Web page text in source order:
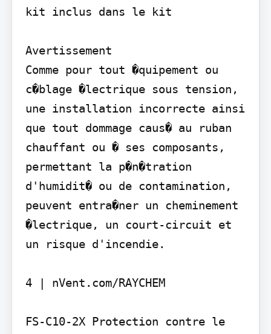
kit inclus dans le kit
Avertissement
Comme pour tout �quipement ou
c�blage �lectrique sous tension,
une installation incorrecte ainsi
que tout dommage caus� au ruban
chauffant ou � ses composants,
permettant la p�n�tration
d'humidit� ou de contamination,
peuvent entra�ner un cheminement
�lectrique, un court-circuit et
un risque d'incendie.
4 | nVent.com/RAYCHEM
FS-C10-2X Protection contre le